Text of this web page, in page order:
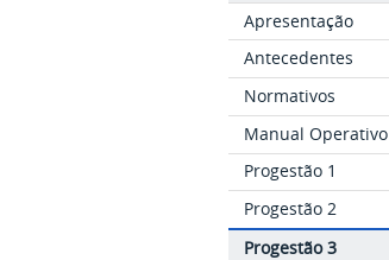
Apresentação
Antecedentes
Normativos
Manual Operativo
Progestão 1
Progestão 2
Progestão 3